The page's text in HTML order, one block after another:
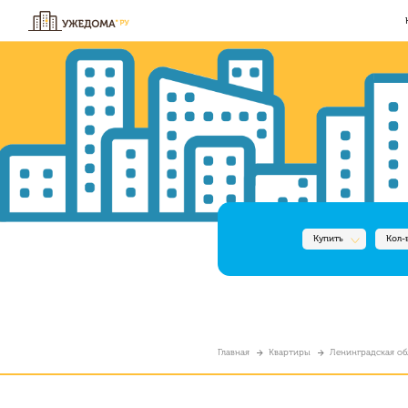
Купить Кол-
Главная Квартиры Ленинградская